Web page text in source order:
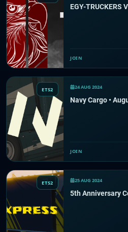
EGY-TRUCKERS
JOIN
ETS2 24 AUG 2024
Navy Cargo •
JOIN
ETS2 25 AUG 2024
5th Anniversary